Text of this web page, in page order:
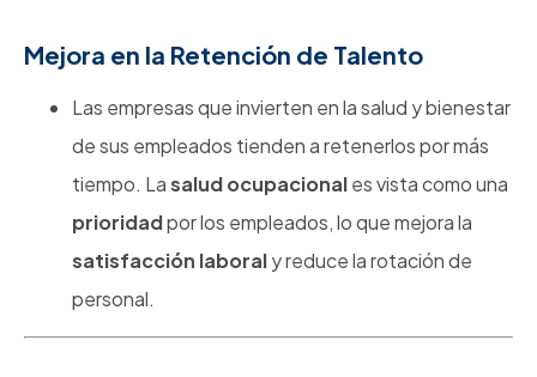
Mejora en la Retención de Talento
Las empresas que invierten en la salud y bienestar
de sus empleados tienden a retenerlos por más
tiempo. Lasalud ocupacionales vista como una
prioridadpor los empleados, lo que mejora la
satisfacción laboraly reduce la rotación de
personal.